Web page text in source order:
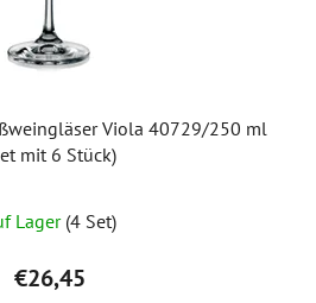
Viola 40729/250 ml
mit 6 Stück)
Lager(4 Set)
€26,45